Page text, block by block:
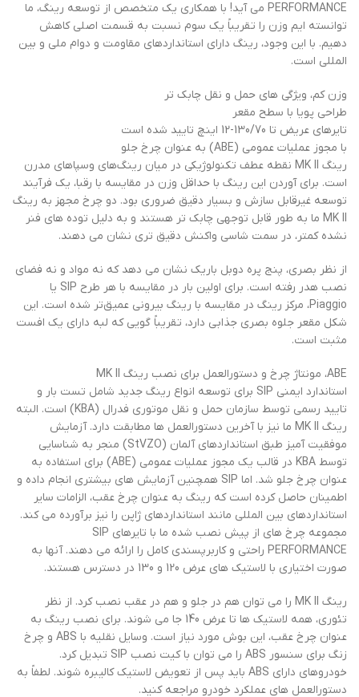
PERFORMANCE می آید! با همکاری یک متخصص از توسعه رینگ، ما
توانسته ایم وزن را تقریباً یک سوم نسبت به قسمت اصلی کاهش
دهیم. با این وجود، رینگ دارای استانداردهای مقاومت و دوام ملی و بین
المللی است.
وزن کم، ویژگی های حمل و نقل چابک تر
طراحی پویا با سطح مقعر
تایرهای عریض تا 130/70-12 اینچ تایید شده است
با مجوز عملیات عمومی (ABE) به عنوان چرخ جلو
رینگ MK II نقطه عطف تکنولوژیکی در میان رینگ‌های وسپاهای مدرن
است. برای آوردن این رینگ با حداقل وزن در مقایسه با رقبا، یک فرآیند
توسعه غیرقابل سازش و بسیار دقیق ضروری بود. دو چرخ مجهز به رینگ
MK II ما به طور قابل توجهی چابک تر هستند و به دلیل توده های فنر
نشده کمتر، در سمت شاسی واکنش دقیق تری نشان می دهند.
از نظر بصری، پنج پره دوبل باریک نشان می دهد که نه مواد و نه فضای
نصب هدر رفته است. برای اولین بار در مقایسه با هر طرح SIP یا
Piaggio، مرکز رینگ در مقایسه با رینگ بیرونی عمیق‌تر شده است. این
شکل مقعر جلوه بصری جذابی دارد، تقریباً گویی که لبه دارای یک افست
مثبت است.
ABE، مونتاژ چرخ و دستورالعمل برای نصب رینگ MK II
استاندارد ایمنی SIP برای توسعه انواع رینگ جدید شامل تست بار و
تایید رسمی توسط سازمان حمل و نقل موتوری فدرال (KBA) است. البته
رینگ MK II ما نیز با آخرین دستورالعمل ها مطابقت دارد. آزمایش
موفقیت آمیز طبق استانداردهای آلمان (StVZO) منجر به شناسایی
توسط KBA در قالب یک مجوز عملیات عمومی (ABE) برای استفاده به
عنوان چرخ جلو شد. اما SIP همچنین آزمایش های بیشتری انجام داده و
اطمینان حاصل کرده است که رینگ به عنوان چرخ عقب، الزامات سایر
استانداردهای بین المللی مانند استانداردهای ژاپن را نیز برآورده می کند.
مجموعه چرخ های از پیش نصب شده ما با تایرهای SIP
PERFORMANCE راحتی و کاربرپسندی کامل را ارائه می دهند. آنها به
صورت اختیاری با لاستیک های عرض 120 و 130 در دسترس هستند.
رینگ MK II را می توان هم در جلو و هم در عقب نصب کرد. از نظر
تئوری، همه لاستیک ها تا عرض 140 جا می شوند. برای نصب رینگ به
عنوان چرخ عقب، این بوش مورد نیاز است. وسایل نقلیه با ABS و چرخ
زنگ برای سنسور ABS را می توان با کیت نصب SIP تبدیل کرد.
خودروهای دارای ABS باید پس از تعویض لاستیک کالیبره شوند. لطفاً به
دستورالعمل های عملکرد خودرو مراجعه کنید.